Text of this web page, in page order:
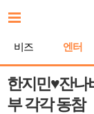
문
비즈 엔터
한지민♥잔나
부 각각 동참